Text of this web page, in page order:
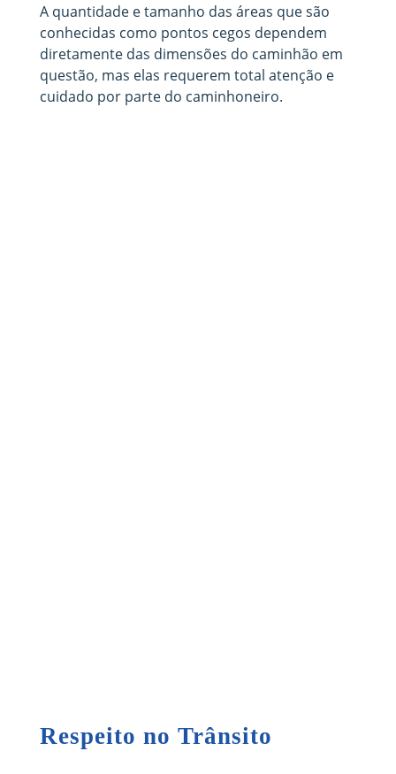
A quantidade e tamanho das áreas que são
conhecidas como pontos cegos dependem
diretamente das dimensões do caminhão em
questão, mas elas requerem total atenção e
cuidado por parte do caminhoneiro.
Respeito no Trânsito